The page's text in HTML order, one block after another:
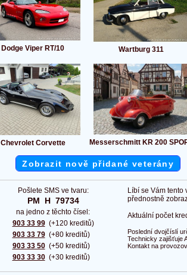
Dodge Viper RT/10 Wartburg 311
Chevrolet Corvette Messerschmitt KR 200
Zobrazit nově přidané veterány
Pošlete SMS ve tvaru:
PM  H  79734
na jedno z těchto čísel:
903 33 99
903 33 79
903 33 50
903 33 30
(+120 kreditů)
(+80 kreditů)
(+50 kreditů)
(+30 kreditů)
Líbí se Vám tento
přednostně
Aktuální počet
Poslední dvojčíslí
Technicky zajišťuje
Kontakt na